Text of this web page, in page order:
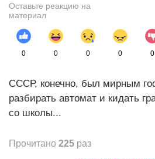
Оставьте реакцию на
материал
0 0 0 0 0
СССР, конечно, был мирным
разбирать автомат и кидать
со школы...
Прочитано 225 раз